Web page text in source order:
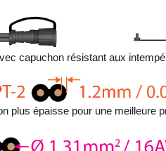
capuchon résistant aux
plus épaisse pour une meilleure